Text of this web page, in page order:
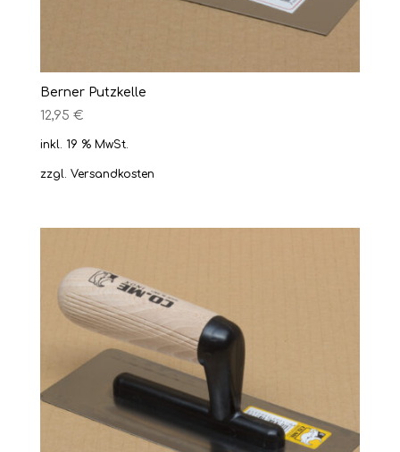
Berner Putzkelle
12,95 €
inkl. 19 % MwSt.
zzgl. Versandkosten